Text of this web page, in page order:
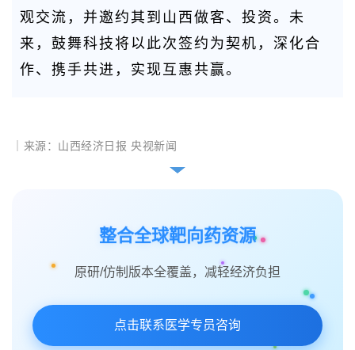
观交流，并邀约其到山西做客、投资。未
来，鼓舞科技将以此次签约为契机，深化合
作、携手共进，实现互惠共赢。
｜来源：山西经济日报 央视新闻
整合全球靶向药资源
原研/仿制版本全覆盖，减轻经济负担
点击联系医学专员咨询